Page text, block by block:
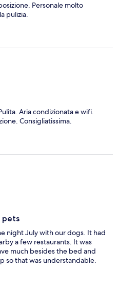
Personale molto
pulizia.
Aria condizionata e wifi.
Consigliatissima.
pets
night July with our dogs. It had
a few restaurants. It was
much besides the bed and
so that was understandable.